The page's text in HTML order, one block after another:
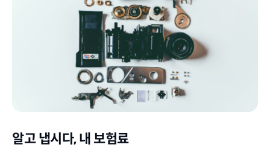
알고 냅시다, 내 보험료